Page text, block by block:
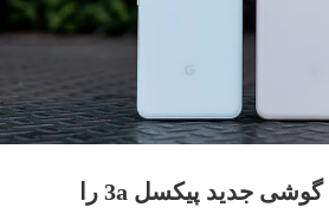
گوگل زمان عرضه گوشی جدید پیکسل 3a را